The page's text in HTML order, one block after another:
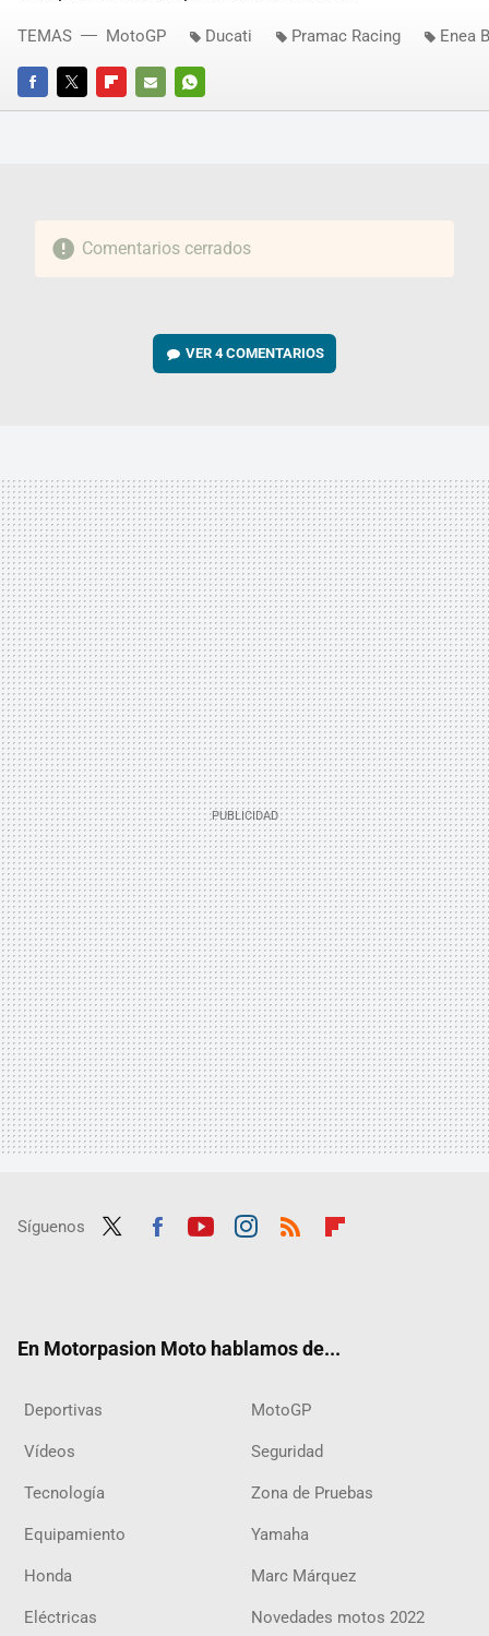
FACEBOOKTWITTERFLIPBOARD
E-
WHATSAPP
TEMAS MotoGP Ducati Pramac Racing Enea
Comentarios cerrados
VER4 COMENTARIOS
Síguenos
En Motorpasion Moto hablamos de...
Deportivas MotoGP
Vídeos Seguridad
Tecnología Zona de Pruebas
Equipamiento Yamaha
Honda Marc Márquez
Eléctricas Novedades motos 2022